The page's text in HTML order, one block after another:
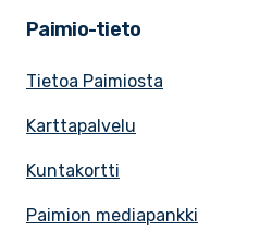
Paimio-tieto
Tietoa Paimiosta
Karttapalvelu
Kuntakortti
Paimion mediapankki